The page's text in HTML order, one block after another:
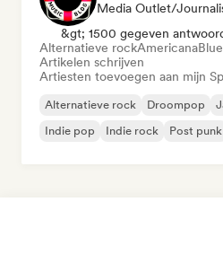
Media Outlet/
&gt; 1500 gegeven
Alternatieve rockAmericana
Artikelen schrijven
Artiesten toevoegen aan mijn
Alternatieve rock Droompop
Indie pop
Indie rock Post punk